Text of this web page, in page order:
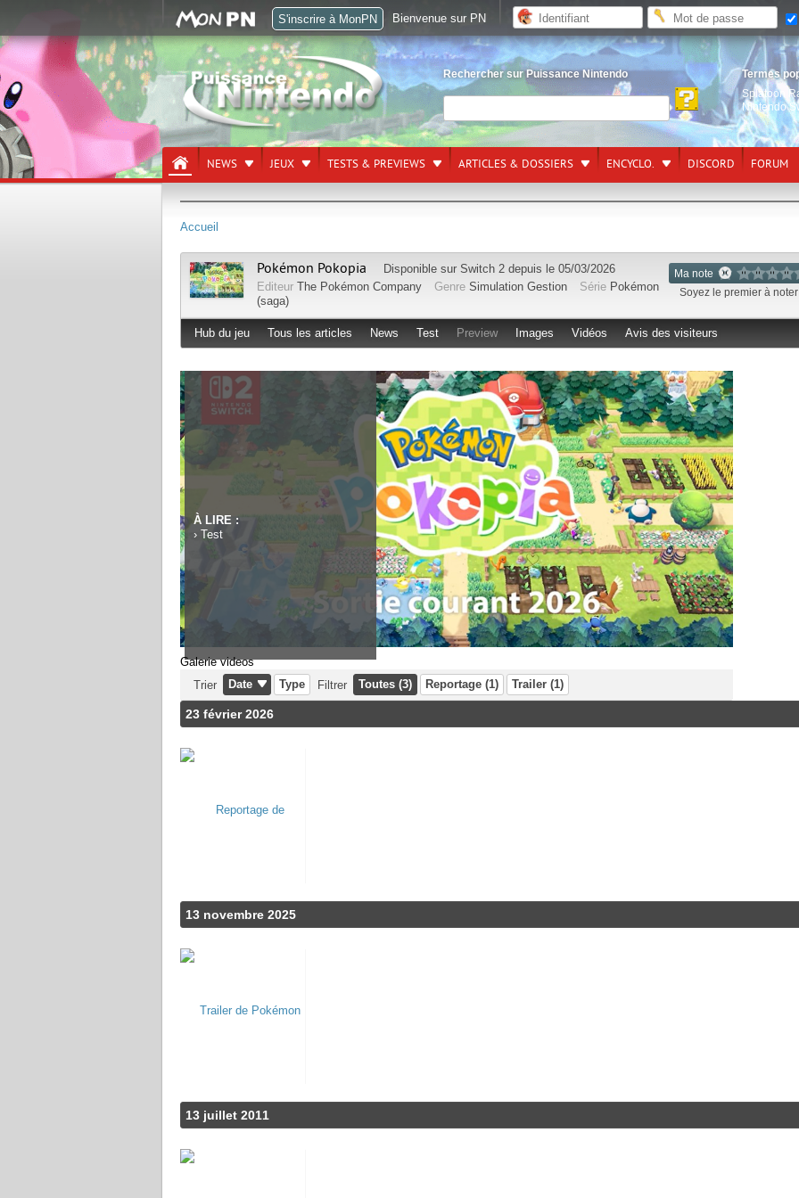
Rechercher sur Puissance Nintendo
Termes
Splatoon
Nintendo
NEWS JEUX TESTS & PREVIEWS ARTICLES & DOSSIERS ENCYCLO. DISCORD FORUM
Accueil
Ma note
Soyez le premier à noter
Pokémon Pokopia Disponible sur Switch 2 depuis le 05/03/2026
Editeur The Pokémon Company Genre Simulation Gestion Série Pokémon
(saga)
Hub du jeu Tous les articles News Test Preview Images Vidéos Avis des visiteurs
À LIRE :
› Test
Galerie videos
Trier
Date Type Filtrer Toutes (3) Reportage (1) Trailer (1)
23 février 2026
13 novembre 2025
13 juillet 2011
S'inscrire à MonPN Bienvenue sur PN